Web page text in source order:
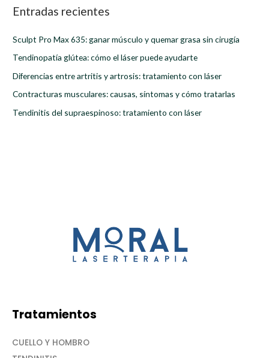
a
p
o
r
:
Entradas recientes
Sculpt Pro Max 635: ganar músculo y quemar grasa sin cirugía
Tendinopatía glútea: cómo el láser puede ayudarte
Diferencias entre artritis y artrosis: tratamiento con láser
Contracturas musculares: causas, síntomas y cómo tratarlas
Tendinitis del supraespinoso: tratamiento con láser
Tratamientos
CUELLO Y HOMBRO